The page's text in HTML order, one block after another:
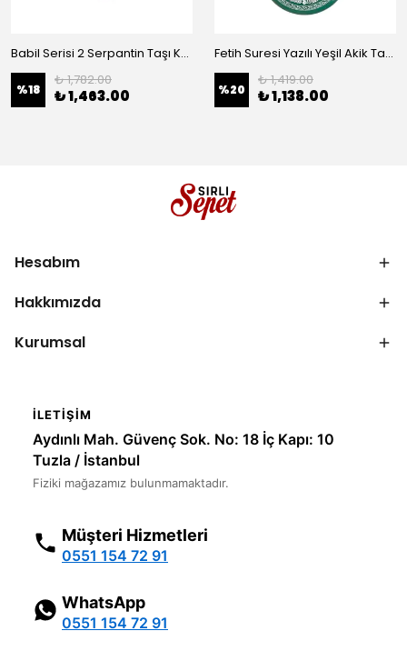
Babil Serisi 2 Serpantin Taşı Kafa Büstü (El İşçiliği)
%18
₺ 1,782.00
₺ 1,463.00
Fetih Suresi Yazılı Yeşil Akik Taşı Kolye
%20
₺ 1,419.00
₺ 1,138.00
Hesabım
Hakkımızda
Kurumsal
İLETIŞIM
Aydınlı Mah. Güvenç Sok. No: 18 İç Kapı: 10
Tuzla / İstanbul
Fiziki mağazamız bulunmamaktadır.
Müşteri Hizmetleri
0551 154 72 91
WhatsApp
0551 154 72 91